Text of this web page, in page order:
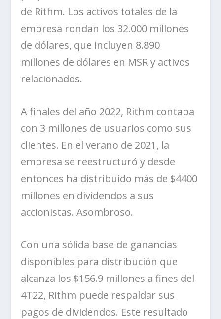
de Rithm. Los activos totales de la
empresa rondan los 32.000 millones
de dólares, que incluyen 8.890
millones de dólares en MSR y activos
relacionados.
A finales del año 2022, Rithm contaba
con 3 millones de usuarios como sus
clientes. En el verano de 2021, la
empresa se reestructuró y desde
entonces ha distribuido más de $4400
millones en dividendos a sus
accionistas.Asombroso.
Con una sólida base de ganancias
disponibles para distribución que
alcanza los $156.9 millones a fines del
4T22, Rithm puede respaldar sus
pagos de dividendos. Este resultado